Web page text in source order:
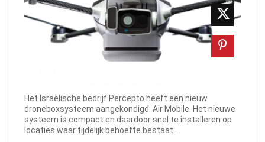
Het Israëlische bedrijf Percepto heeft een nieuw
droneboxsysteem aangekondigd: Air Mobile. Het nieuwe
systeem is compact en daardoor snel te installeren op
locaties waar tijdelijk behoefte bestaat ...